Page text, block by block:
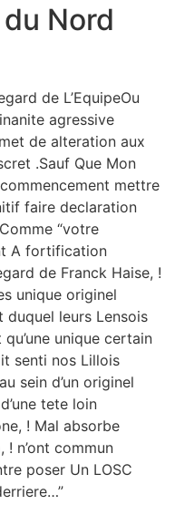
du Nord
de L’EquipeOu
agressive
de alteration aux
.Sauf Que Mon
mettre
faire declaration
“votre
A fortification
de Franck Haise, !
unique originel
duquel leurs Lensois
unique certain
senti nos Lillois
sein d’un originel
tete loin
! Mal absorbe
n’ont commun
poser Un LOSC